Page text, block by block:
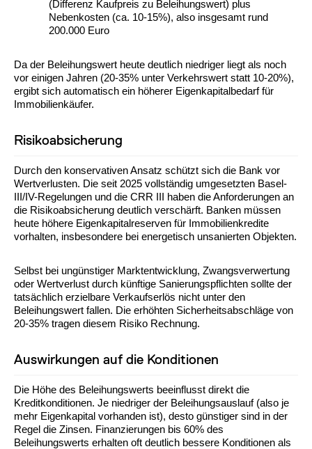
(Differenz Kaufpreis zu Beleihungswert) plus
Nebenkosten (ca. 10-15%), also insgesamt rund
200.000 Euro
Da der Beleihungswert heute deutlich niedriger liegt als noch
vor einigen Jahren (20-35% unter Verkehrswert statt 10-20%),
ergibt sich automatisch ein höherer Eigenkapitalbedarf für
Immobilienkäufer.
Risikoabsicherung
Durch den konservativen Ansatz schützt sich die Bank vor
Wertverlusten. Die seit 2025 vollständig umgesetzten Basel-
III/IV-Regelungen und die CRR III haben die Anforderungen an
die Risikoabsicherung deutlich verschärft. Banken müssen
heute höhere Eigenkapitalreserven für Immobilienkredite
vorhalten, insbesondere bei energetisch unsanierten Objekten.
Selbst bei ungünstiger Marktentwicklung, Zwangsverwertung
oder Wertverlust durch künftige Sanierungspflichten sollte der
tatsächlich erzielbare Verkaufserlös nicht unter den
Beleihungswert fallen. Die erhöhten Sicherheitsabschläge von
20-35% tragen diesem Risiko Rechnung.
Auswirkungen auf die Konditionen
Die Höhe des Beleihungswerts beeinflusst direkt die
Kreditkonditionen. Je niedriger der Beleihungsauslauf (also je
mehr Eigenkapital vorhanden ist), desto günstiger sind in der
Regel die Zinsen. Finanzierungen bis 60% des
Beleihungswerts erhalten oft deutlich bessere Konditionen als